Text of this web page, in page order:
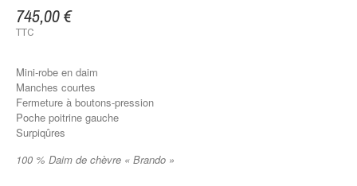
745,00 €
TTC
Mini-robe en daim
Manches courtes
Fermeture à boutons-pression
Poche poitrine gauche
Surpiqûres
100 % Daim de chèvre « Brando »